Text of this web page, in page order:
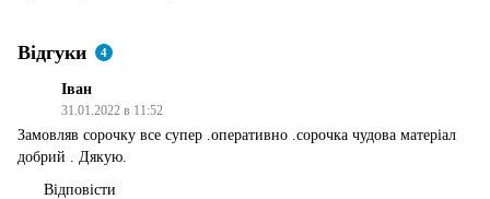
Відгуки 4
Іван
31.01.2022 в 11:52
Замовляв сорочку все супер .оперативно .сорочка чудова матеріал
добрий . Дякую.
Відповісти